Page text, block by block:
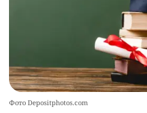
Фото Depositphotos.com